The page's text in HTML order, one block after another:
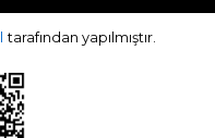
tarafından yapılmıştır.